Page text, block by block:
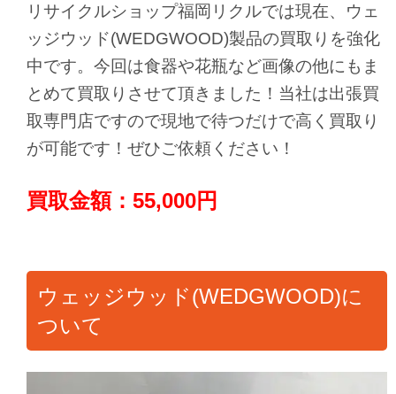
リサイクルショップ福岡リクルでは現在、ウェ
ッジウッド(WEDGWOOD)製品の買取りを強化
中です。今回は食器や花瓶など画像の他にもま
とめて買取りさせて頂きました！当社は出張買
取専門店ですので現地で待つだけで高く買取り
が可能です！ぜひご依頼ください！
買取金額：55,000円
ウェッジウッド(WEDGWOOD)に
ついて